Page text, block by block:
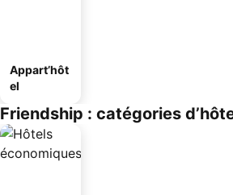
Appart’hôt
el
Friendship : catégories